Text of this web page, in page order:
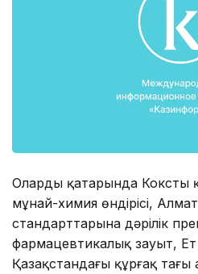
Олардың қатарында Коксты
мұнай-химия өндірісі,
стандарттарына дәрілік
фармацевтикалық зауыт, Ет
Қазақстандағы құрғақ